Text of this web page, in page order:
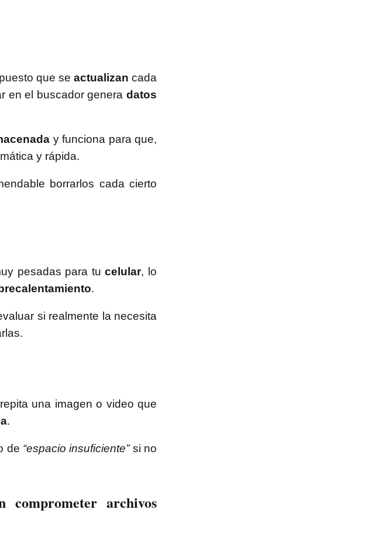
que se actualizan cada
en el buscador genera datos
y funciona para que,
y rápida.
borrarlos cada cierto
pesadas para tucelular, lo
.
si realmente la necesita
una imagen o video que
.
de “espacio insuficiente”si no
archivos